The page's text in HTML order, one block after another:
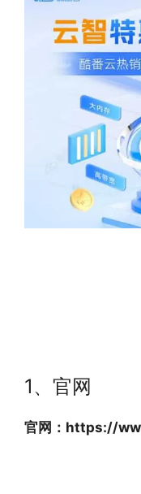
1、官网
官网：https://